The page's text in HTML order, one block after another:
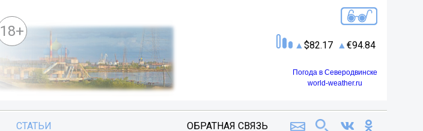
18+
82.17 94.84
Погода в Северодвинске
world-weather.ru
СТАТЬИ ОБРАТНАЯ СВЯЗЬ